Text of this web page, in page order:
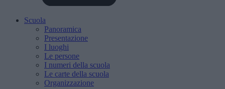
Scuola
Panoramica
Presentazione
I luoghi
Le persone
I numeri della scuola
Le carte della scuola
Organizzazione